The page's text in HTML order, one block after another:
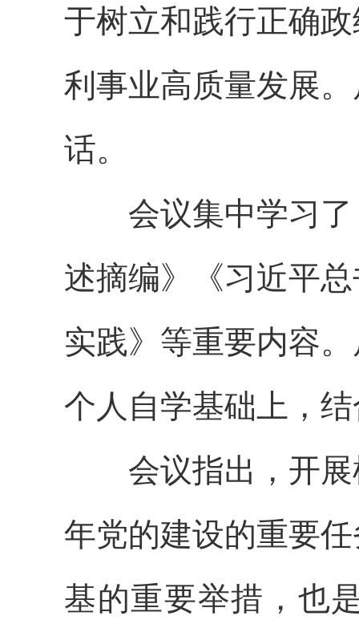
于树立和践行正确
利事业高质量发展
话。
会议集中学习
述摘编》《习近平
实践》等重要内容
个人自学基础上，
会议指出，开
年党的建设的重要
基的重要举措，也